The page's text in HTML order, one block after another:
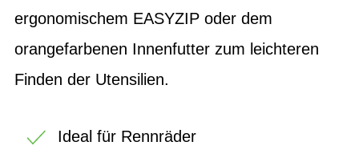
ergonomischem EASYZIP oder dem
orangefarbenen Innenfutter zum leichteren
Finden der Utensilien.
Ideal für Rennräder